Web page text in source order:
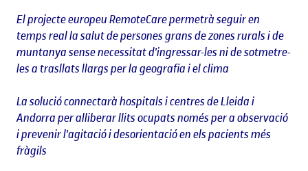
El projecte europeu RemoteCare permetrà seguir en
temps real la salut de persones grans de zones rurals i de
muntanya sense necessitat d'ingressar-les ni de sotmetre-
les a trasllats llargs per la geografia i el clima
La solució connectarà hospitals i centres de Lleida i
Andorra per alliberar llits ocupats només per a observació
i prevenir l'agitació i desorientació en els pacients més
fràgils